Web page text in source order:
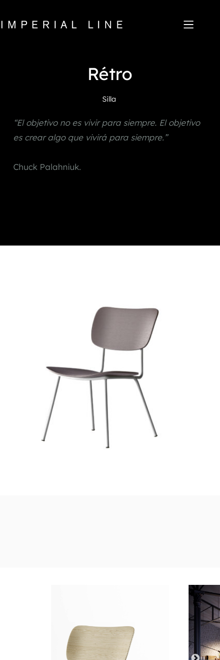
contenido
Home
Productos
Descargar
Contacto
Rétro
Silla
“El objetivo no es vivir para siempre. El objetivo
es crear algo que vivirá para siempre.”
Chuck Palahniuk.